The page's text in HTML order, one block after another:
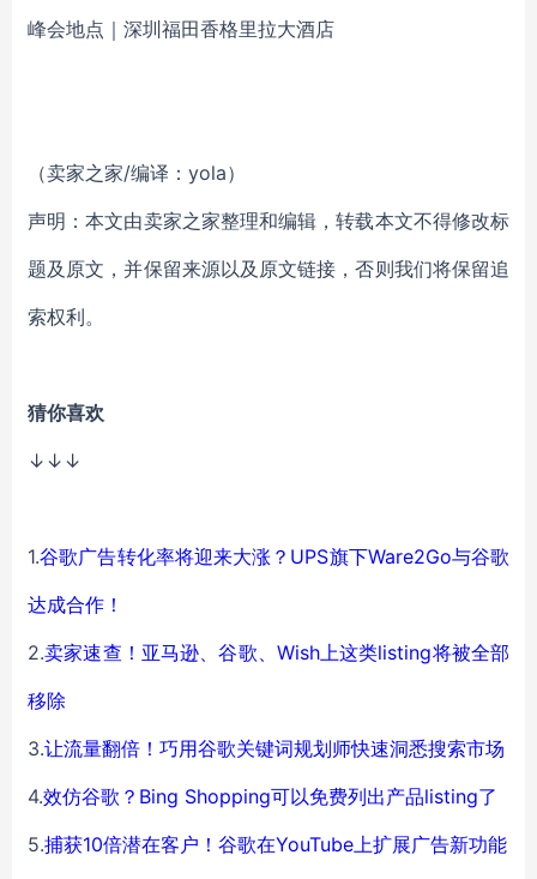
峰会地点 ｜ 深圳福田香格里拉大酒店
（卖家之家/编译：yola）
声明：本文由卖家之家整理和编辑，转载本文不得修改标
题及原文，并保留来源以及原文链接，否则我们将保留追
索权利。
猜你喜欢
↓↓↓
1.谷歌广告转化率将迎来大涨？UPS旗下Ware2Go与谷歌
达成合作！
2.卖家速查！亚马逊、谷歌、Wish上这类listing将被全部
移除
3.让流量翻倍！巧用谷歌关键词规划师快速洞悉搜索市场
4.效仿谷歌？Bing Shopping可以免费列出产品listing了
5.捕获10倍潜在客户！谷歌在YouTube上扩展广告新功能